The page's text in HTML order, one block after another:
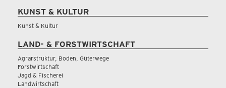
KUNST & KULTUR
Kunst & Kultur
LAND- & FORSTWIRTSCHAFT
Agrarstruktur, Boden, Güterwege
Forstwirtschaft
Jagd & Fischerei
Landwirtschaft